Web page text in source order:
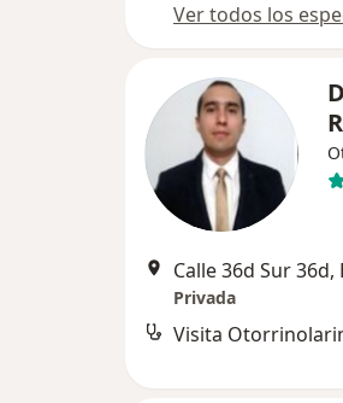
Ver todos los
Calle 36d Sur 36d,
Privada